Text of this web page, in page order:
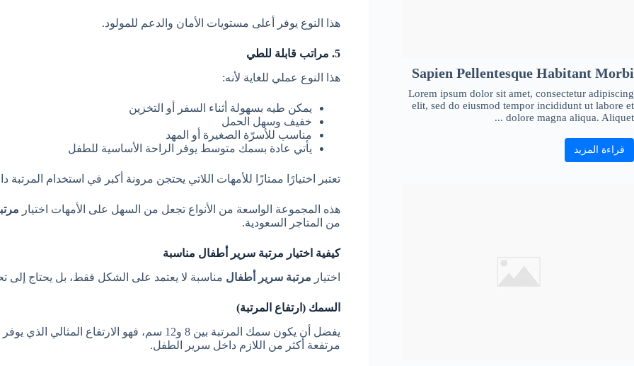
هذا النوع يوفر أعلى مستويات الأمان والدعم للمولود.
5. مراتب قابلة للطي
هذا النوع عملي للغاية لأنه:
يمكن طيه بسهولة أثناء السفر أو التخزين
خفيف وسهل الحمل
مناسب للأسرّة الصغيرة أو المهد
يأتي عادة بسمك متوسط يوفر الراحة الأساسية للطفل
تعتبر اختيارًا ممتازًا للأمهات اللاتي يحتجن مرونة أكبر في استخدام
هذه المجموعة الواسعة من الأنواع تجعل من السهل على الأمهات اختيار
من المتاجر السعودية.
كيفية اختيار مرتبة سرير أطفال مناسبة
اختيار مرتبة سرير أطفال مناسبة لا يعتمد على الشكل فقط، بل يحتاج إلى
السمك (ارتفاع المرتبة)
يفضل أن يكون سمك المرتبة بين 8 و12 سم، فهو
مرتفعة أكثر من اللازم داخل سرير الطفل.
Sapien Pellentesque Habitant Morbi
Lorem ipsum dolor sit amet, consectetur adipiscing
elit, sed do eiusmod tempor incididunt ut labore et
dolore magna aliqua. Aliquet ...
قراءة المزيد